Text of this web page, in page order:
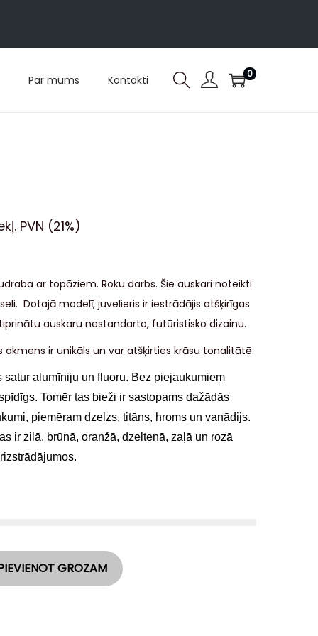
Par mums Kontakti 0
PVN (21%)
ar topāziem. Roku darbs. Šie auskari noteikti
Dotajā modelī, juvelieris ir iestrādājis atšķirīgas
auskaru nestandarto, futūristisko dizainu.
akmens ir unikāls un var atšķirties krāsu tonalitātē.
satur a lumīniju un fluoru. Bez piejaukumiem
Tomēr tas bieži ir sastopams dažādās
piemēram dzelzs, titāns, hroms un vanādijs.
ir zilā, brūnā, oranžā, dzeltenā, zaļā un rozā
GROZAM